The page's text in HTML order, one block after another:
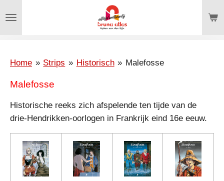
direct
hoofdinhoud
Home » Strips » Historisch » Malefosse
Malefosse
Historische reeks zich afspelende ten tijde van de
drie-Hendrikken-oorlogen in Frankrijk eind 16e eeuw.